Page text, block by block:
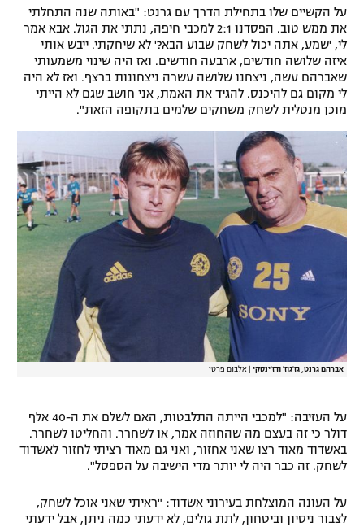
על הקשיים שלו בתחילת הדרך עם גרנט: "באותה שנה התחלתי
את ממש טוב. הפסדנו 2:1 למכבי חיפה, נתתי את הגול. אבא אמר
לי, 'שמע, אתה יכול לשחק שבוע הבא?' לא שיחקתי. ייבש אותי
איזה שלושה חודשים, ארבעה חודשים. ואז היה שינוי משמעותי
שאברהם עשה, ניצחנו שלושה עשרה ניצחונות ברצף. ואז לא היה
לי מקום גם להיכנס. להגיד את האמת, אני חושב שגם לא הייתי
מוכן מנטלית לשחק משחקים שלמים בתקופה הזאת".
אברהם גרנט, גז'גוז' ודז'ינסקי אלבום פרטי
על העזיבה: "למכבי הייתה התלבטות, האם לשלם את ה-40 אלף
דולר כי זה בעצם מה שהחוזה אמר, או לשחרר. והחליטו לשחרר.
באשדוד מאוד רצו שאני אחזור, ואני גם מאוד רציתי לחזור לאשדוד
לשחק. זה כבר היה לי יותר מדי הישיבה על הספסל".
על העונה המוצלחת בעירוני אשדוד: "ראיתי שאני אוכל לשחק,
לצבור ניסיון וביטחון, לתת גולים, לא ידעתי כמה ניתן, אבל ידעתי